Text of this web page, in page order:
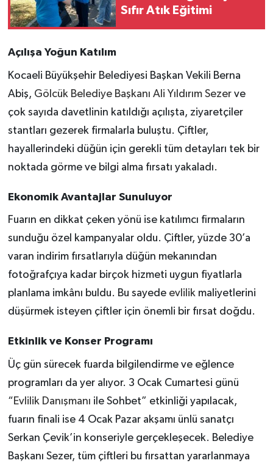
Sıfır Atık Eğitimi
Açılışa Yoğun Katılım
Kocaeli Büyükşehir Belediyesi Başkan Vekili Berna
Abiş, Gölcük Belediye Başkanı Ali Yıldırım Sezer ve
çok sayıda davetlinin katıldığı açılışta, ziyaretçiler
stantları gezerek firmalarla buluştu. Çiftler,
hayallerindeki düğün için gerekli tüm detayları tek bir
noktada görme ve bilgi alma fırsatı yakaladı.
Ekonomik Avantajlar Sunuluyor
Fuarın en dikkat çeken yönü ise katılımcı firmaların
sunduğu özel kampanyalar oldu. Çiftler, yüzde 30’a
varan indirim fırsatlarıyla düğün mekanından
fotoğrafçıya kadar birçok hizmeti uygun fiyatlarla
planlama imkânı buldu. Bu sayede evlilik maliyetlerini
düşürmek isteyen çiftler için önemli bir fırsat doğdu.
Etkinlik ve Konser Programı
Üç gün sürecek fuarda bilgilendirme ve eğlence
programları da yer alıyor. 3 Ocak Cumartesi günü
“ Evlilik Danışmanı ile Sohbet” etkinliği yapılacak,
fuarın finali ise 4 Ocak Pazar akşamı ünlü sanatçı
Serkan Çevik’in konseriyle gerçekleşecek. Belediye
Başkanı Sezer, tüm çiftleri bu fırsattan yararlanmaya